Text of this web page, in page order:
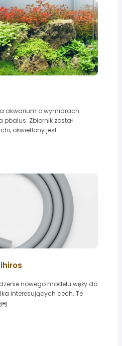
akwarium o wymiarach
Zbiornik został
oświetlony jest...
nowego modelu węży do
interesujących cech. Te